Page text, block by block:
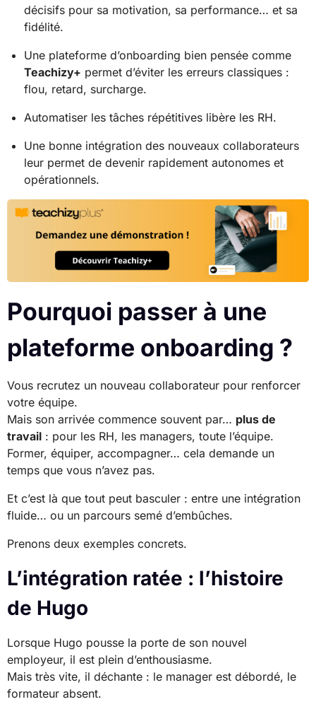
décisifs pour sa motivation, sa performance… et sa
fidélité.
Une plateforme d’onboarding bien pensée comme
Teachizy+ permet d’éviter les erreurs classiques :
flou, retard, surcharge.
Automatiser les tâches répétitives libère les RH.
Une bonne intégration des nouveaux collaborateurs
leur permet de devenir rapidement autonomes et
opérationnels.
Pourquoi passer à une
plateforme onboarding ?
Vous recrutez un nouveau collaborateur pour renforcer
votre équipe.
Mais son arrivée commence souvent par… plus de
travail : pour les RH, les managers, toute l’équipe.
Former, équiper, accompagner… cela demande un
temps que vous n’avez pas.
Et c’est là que tout peut basculer : entre une intégration
fluide… ou un parcours semé d’embûches.
Prenons deux exemples concrets.
L’intégration ratée : l’histoire
de Hugo
Lorsque Hugo pousse la porte de son nouvel
employeur, il est plein d’enthousiasme.
Mais très vite, il déchante : le manager est débordé, le
formateur absent.